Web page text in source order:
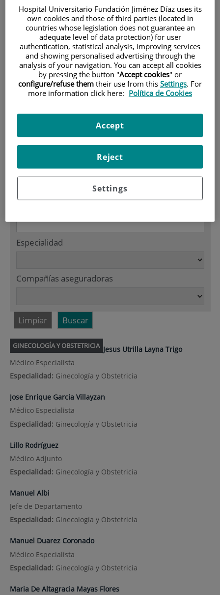
Docencia
Teléfono de atención al usuario
900 301 013
CUADRO MÉDICO
Cuadro médico
Especialidad
Compañías aseguradoras
Limpiar Buscar
GINECOLOGÍA Y OBSTETRICIA Jesus Utrilla Layna Trigo
Médico Especialista
Especialidad: Ginecología y Obstetricia
Jose Enrique Garcia Villayzan
Médico Especialista
Especialidad: Ginecología y Obstetricia
Lillo Rodríguez
Médico Adjunto
Especialidad: Ginecología y Obstetricia
Manuel Albi
Jefe de Departamento
Especialidad: Ginecología y Obstetricia
Manuel Duarez Coronado
Médico Especialista
Especialidad: Ginecología y Obstetricia
Maria De Altagracia Mayas Flores
Hospital Universitario Fundación Jiménez Díaz uses its
own cookies and those of third parties (located in
countries whose legislation does not guarantee an
adequate level of data protection) for user
authentication, statistical analysis, improving services
and showing personalised advertising through the
analysis of your navigation. You can accept all cookies
by pressing the button "Accept cookies" or
configure/refuse them their use from this Settings. For
more information click here: Política de Cookies
Settings
Reject
Accept